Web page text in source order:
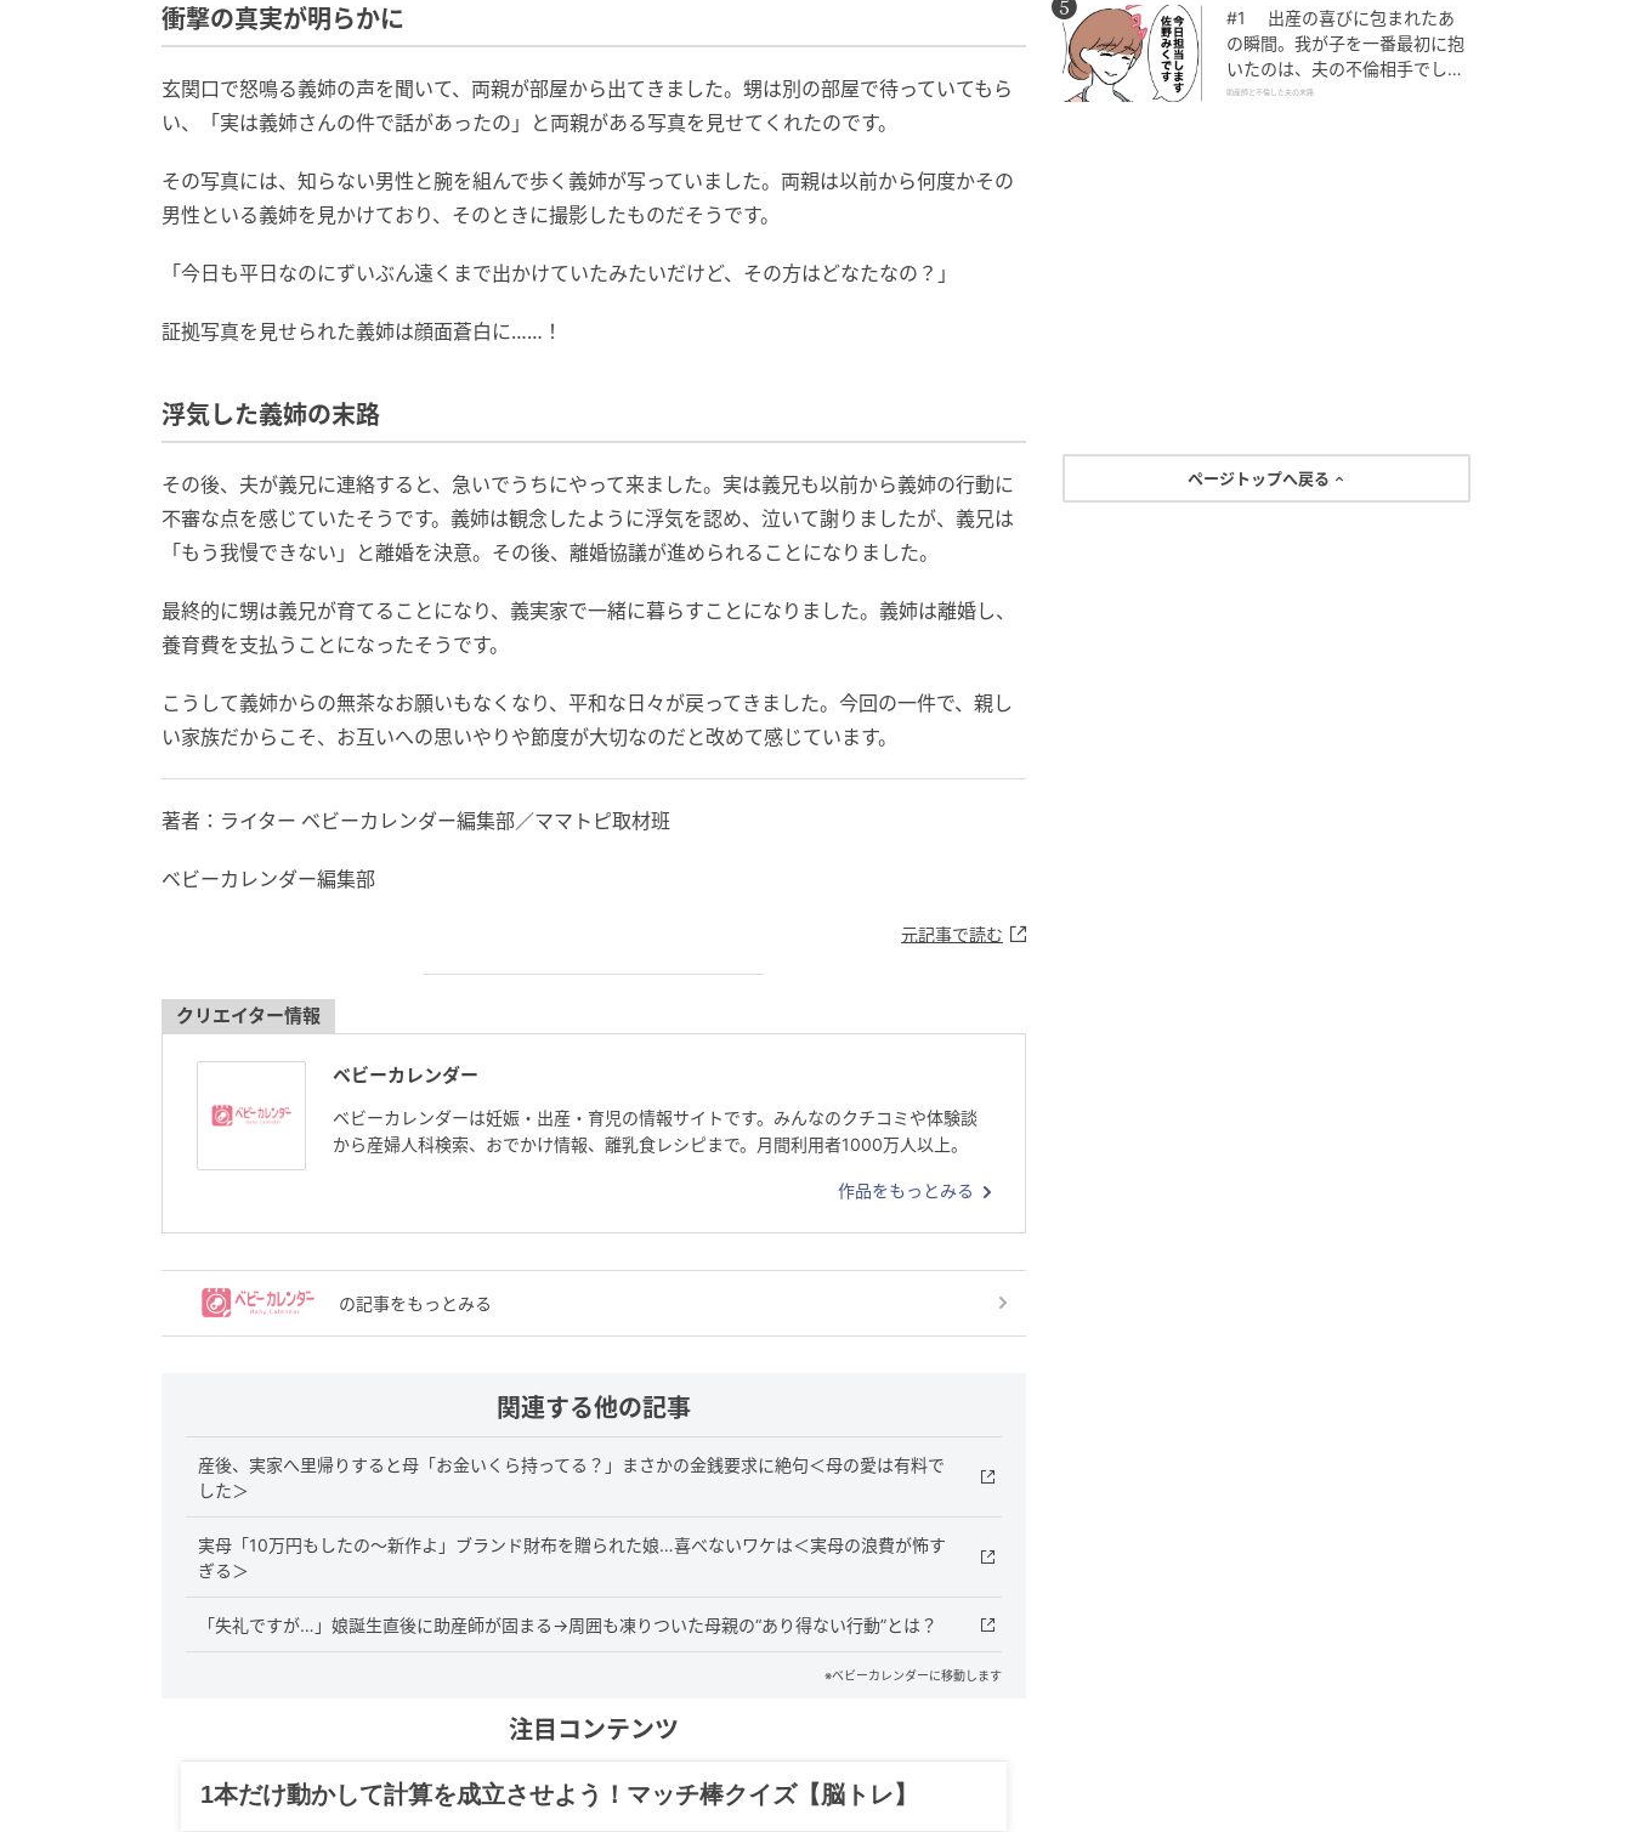
衝撃の真実が明らかに
玄関口で怒鳴る義姉の声を聞いて、両親が部屋から出てきました。甥は別の部屋で待っていてもら
い、「実は義姉さんの件で話があったの」と両親がある写真を見せてくれたのです。
その写真には、知らない男性と腕を組んで歩く義姉が写っていました。両親は以前から何度かその
男性といる義姉を見かけており、そのときに撮影したものだそうです。
「今日も平日なのにずいぶん遠くまで出かけていたみたいだけど、その方はどなたなの？」
証拠写真を見せられた義姉は顔面蒼白に……！
浮気した義姉の末路
その後、夫が義兄に連絡すると、急いでうちにやって来ました。実は義兄も以前から義姉の行動に
不審な点を感じていたそうです。義姉は観念したように浮気を認め、泣いて謝りましたが、義兄は
「もう我慢できない」と離婚を決意。その後、離婚協議が進められることになりました。
最終的に甥は義兄が育てることになり、義実家で一緒に暮らすことになりました。義姉は離婚し、
養育費を支払うことになったそうです。
こうして義姉からの無茶なお願いもなくなり、平和な日々が戻ってきました。今回の一件で、親し
い家族だからこそ、お互いへの思いやりや節度が大切なのだと改めて感じています。
著者：ライター ベビーカレンダー編集部／ママトピ取材班
ベビーカレンダー編集部
元記事で読む
クリエイター情報
ベビーカレンダー
ベビーカレンダーは妊娠・出産・育児の情報サイトです。みんなのクチコミや体験談
から産婦人科検索、おでかけ情報、離乳食レシピまで。月間利用者1000万人以上。
作品をもっとみる
の記事をもっとみる
関連する他の記事
産後、実家へ里帰りすると母「お金いくら持ってる？」まさかの金銭要求に絶句＜母の愛は有料で
した＞
実母「10万円もしたの〜新作よ」ブランド財布を贈られた娘…喜べないワケは＜実母の浪費が怖す
ぎる＞
「失礼ですが…」娘誕生直後に助産師が固まる→周囲も凍りついた母親の“あり得ない行動”とは？
※ベビーカレンダーに移動します
注目コンテンツ
1本だけ動かして計算を成立させよう！マッチ棒クイズ【脳トレ】
#1 出産の喜びに包まれたあ
の瞬間。我が子を一番最初に抱
いたのは、夫の不倫相手でし
た。
助産師と不倫した夫の末路
ページトップへ戻る